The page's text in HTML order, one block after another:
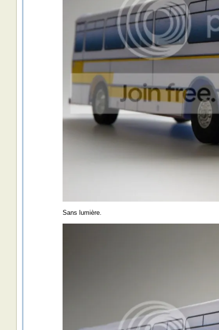
Sans lumière.